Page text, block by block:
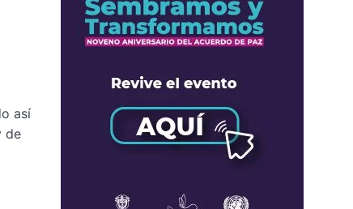
así
de